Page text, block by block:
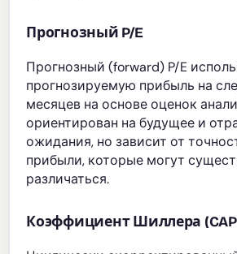
Прогнозный P/E
Прогнозный (forward) P/E
прогнозируемую прибыль на
месяцев на основе оценок
ориентирован на будущее и
ожидания, но зависит от
прибыли, которые могут
различаться.
Коэффициент Шиллера